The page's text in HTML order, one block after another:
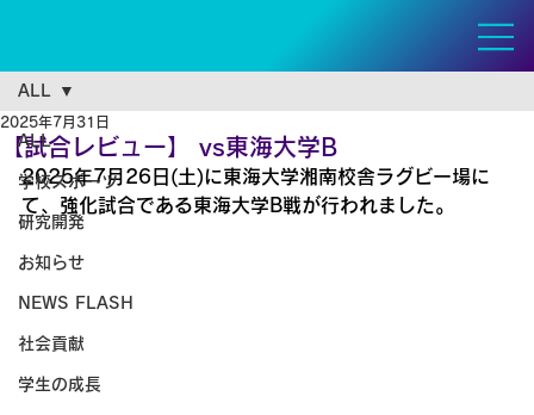
ALL
学校スポーツ
研究開発
お知らせ
NEWS FLASH
社会貢献
学生の成長
ALL
【試合レビュー】 vs東海大学B
2025年7月31日
2025年7月26日(土)に東海大学湘南校舎ラグビー場に
て、強化試合である東海大学B戦が行われました。